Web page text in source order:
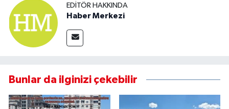
EDITÖR HAKKINDA
Haber Merkezi
Bunlar da ilginizi çekebilir